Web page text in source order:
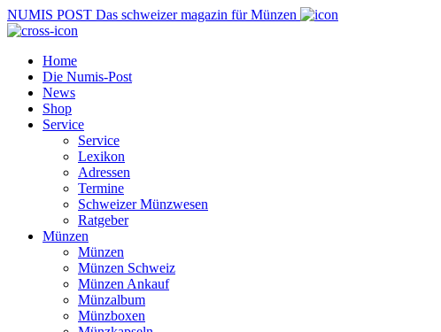
NUMIS POST Das schweizer magazin für Münzen
Home
Die Numis-Post
News
Shop
Service
Service
Lexikon
Adressen
Termine
Schweizer Münzwesen
Ratgeber
Münzen
Münzen
Münzen Schweiz
Münzen Ankauf
Münzalbum
Münzboxen